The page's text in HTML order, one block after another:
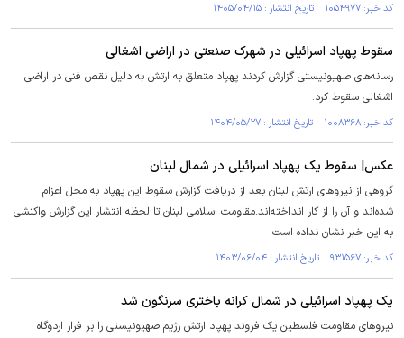
کد خبر: ۱۰۵۴۹۷۷ تاریخ انتشار : ۱۴۰۵/۰۴/۱۵
سقوط پهپاد اسرائیلی در شهرک صنعتی در اراضی اشغالی
رسانه‌های صهیونیستی گزارش کردند پهپاد متعلق به ارتش به دلیل نقص فنی در اراضی
اشغالی سقوط کرد.
کد خبر: ۱۰۰۸۳۶۸ تاریخ انتشار : ۱۴۰۴/۰۵/۲۷
عکس| سقوط یک پهپاد اسرائیلی در شمال لبنان
گروهی از نیروهای ارتش لبنان بعد از دریافت گزارش سقوط این پهپاد به محل اعزام
شده‌اند و آن را از کار انداخته‌اند.مقاومت اسلامی لبنان تا لحظه انتشار این گزارش واکنشی
به این خبر نشان نداده است.
کد خبر: ۹۳۱۵۶۷ تاریخ انتشار : ۱۴۰۳/۰۶/۰۴
یک پهپاد اسرائیلی در شمال کرانه باختری سرنگون شد
نیرو‌های مقاومت فلسطین یک فروند پهپاد ارتش رژیم صهیونیستی را بر فراز اردوگاه